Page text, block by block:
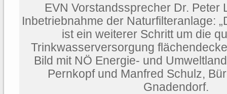
EVN Vorstandssprecher Dr. Peter
Inbetriebnahme der Naturfilteranlage:
ist ein weiterer Schritt um die
Trinkwasserversorgung
Bild mit NÖ Energie- und
Pernkopf und Manfred Schulz,
Gnadendorf.